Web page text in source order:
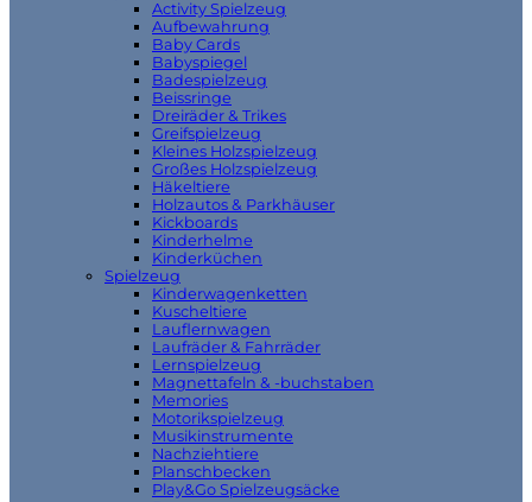
Activity Spielzeug
Aufbewahrung
Baby Cards
Babyspiegel
Badespielzeug
Beissringe
Dreiräder & Trikes
Greifspielzeug
Kleines Holzspielzeug
Großes Holzspielzeug
Häkeltiere
Holzautos & Parkhäuser
Kickboards
Kinderhelme
Kinderküchen
Spielzeug
Kinderwagenketten
Kuscheltiere
Lauflernwagen
Laufräder & Fahrräder
Lernspielzeug
Magnettafeln & -buchstaben
Memories
Motorikspielzeug
Musikinstrumente
Nachziehtiere
Planschbecken
Play&Go Spielzeugsäcke